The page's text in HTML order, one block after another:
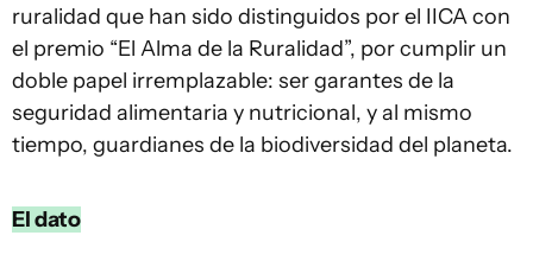
ruralidad que han sido distinguidos por el IICA con
el premio “El Alma de la Ruralidad”, por cumplir un
doble papel irremplazable: ser garantes de la
seguridad alimentaria y nutricional, y al mismo
tiempo, guardianes de la biodiversidad del planeta.
El dato